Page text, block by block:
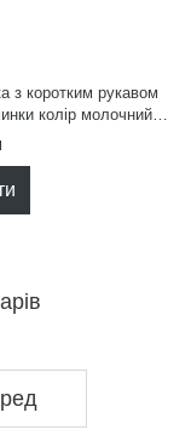
з коротким рукавом
колір молочний